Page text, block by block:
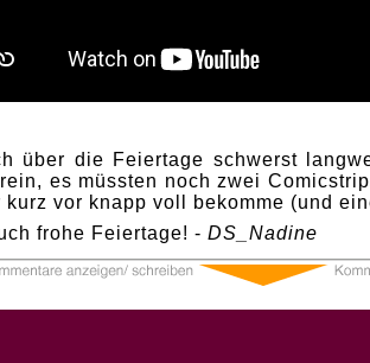
über die Feiertage schwerst
es müssten noch zwei
vor knapp voll bekomme (und
frohe Feiertage! - DS_Nadine